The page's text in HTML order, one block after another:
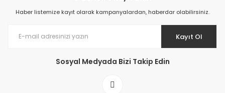
Haber listemize kayıt olarak kampanyalardan, haberdar olabilirsiniz.
Kayıt Ol
Sosyal Medyada Bizi Takip Edin